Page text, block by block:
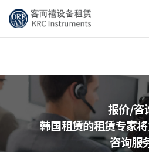
报价/咨
韩国租赁的租赁专家
咨询服